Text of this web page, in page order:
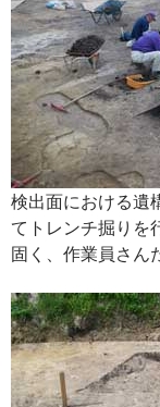
検出面における遺
てトレンチ掘りを
固く、作業員さん